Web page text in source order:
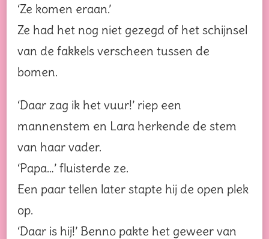
‘Ze komen eraan.’
Ze had het nog niet gezegd of het schijnsel
van de fakkels verscheen tussen de
bomen.
‘Daar zag ik het vuur!’ riep een
mannenstem en Lara herkende de stem
van haar vader.
‘Papa…’ fluisterde ze.
Een paar tellen later stapte hij de open plek
op.
‘Daar is hij!’ Benno pakte het geweer van